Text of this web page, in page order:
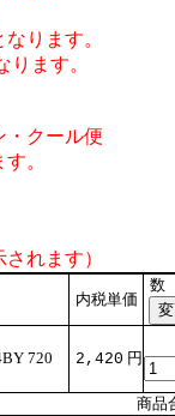
ります。
ります。
・クール便
。
れます）
内税単価
数
720 2,420 円
商品